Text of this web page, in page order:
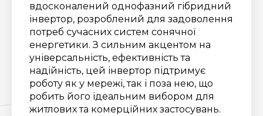
вдосконалений однофазний гібридний
інвертор, розроблений для задоволення
потреб сучасних систем сонячної
енергетики. З сильним акцентом на
універсальність, ефективність та
надійність, цей інвертор підтримує
роботу як у мережі, так і поза нею, що
робить його ідеальним вибором для
житлових та комерційних застосувань.